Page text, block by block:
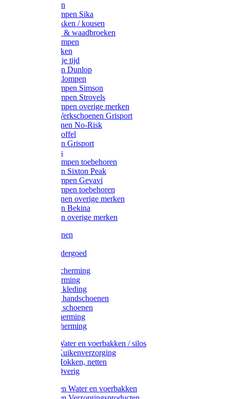
Werksokken
Schoenklompen Sika
Thermo sokken / kousen
Lieslaarzen & waadbroeken
Houten klompen
Wandelsokken
Laarzen vrije tijd
Werklaarzen Dunlop
Kunststof klompen
Schoenklompen Simson
Schoenklompen Strovels
Schoenklompen overige merken
Wandel-/ Werkschoenen Grisport
Werkschoenen No-Risk
Klomppantoffel
Werklaarzen Grisport
Accessoires
Houten klompen toebehoren
Werklaarzen Sixton Peak
Schoenklompen Gevavi
Schoenklompen toebehoren
Werkschoenen overige merken
Werklaarzen Bekina
Werklaarzen overige merken
Handschoenen
Thermo ondergoed
Gehoorbescherming
Oogbescherming
Disposable kleding
Disposable handschoenen
Disposable schoenen
Mondbescherming
Hoofdbescherming
Pluimvee Water en voerbakken / silos
Pluimvee Kuikenverzorging
Pluimvee Hokken, netten
Pluimvee Overig
Knaagdieren Water en voerbakken